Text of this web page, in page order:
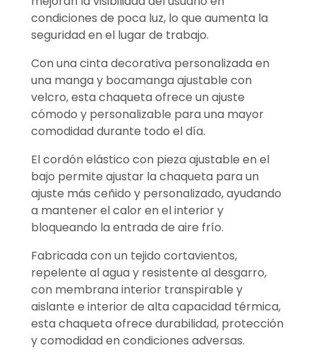
condiciones de poca luz, lo que aumenta la
seguridad en el lugar de trabajo.
Con una cinta decorativa personalizada en
una manga y bocamanga ajustable con
velcro, esta chaqueta ofrece un ajuste
cómodo y personalizable para una mayor
comodidad durante todo el día.
El cordón elástico con pieza ajustable en el
bajo permite ajustar la chaqueta para un
ajuste más ceñido y personalizado, ayudando
a mantener el calor en el interior y
bloqueando la entrada de aire frío.
Fabricada con un tejido cortavientos,
repelente al agua y resistente al desgarro,
con membrana interior transpirable y
aislante e interior de alta capacidad térmica,
esta chaqueta ofrece durabilidad, protección
y comodidad en condiciones adversas.